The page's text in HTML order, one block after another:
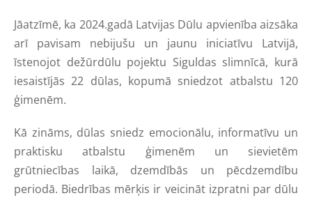
Jāatzīmē, ka 2024.gadā Latvijas Dūlu apvienība aizsāka
arī pavisam nebijušu un jaunu iniciatīvu Latvijā,
īstenojot dežūrdūlu pojektu Siguldas slimnīcā, kurā
iesaistījās 22 dūlas, kopumā sniedzot atbalstu 120
ģimenēm.
Kā zināms, dūlas sniedz emocionālu, informatīvu un
praktisku atbalstu ģimenēm un sievietēm
grūtniecības laikā, dzemdībās un pēcdzemdību
periodā. Biedrības mērķis ir veicināt izpratni par dūlu